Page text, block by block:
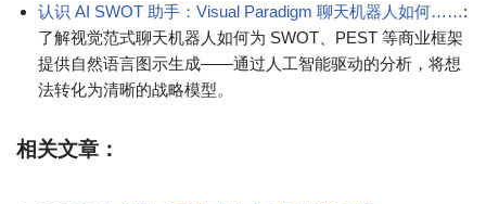
认识 AI SWOT 助手：Visual Paradigm 聊天机器人如何……:
了解视觉范式聊天机器人如何为 SWOT、PEST 等商业框架
提供自然语言图示生成——通过人工智能驱动的分析，将想
法转化为清晰的战略模型。
相关文章：